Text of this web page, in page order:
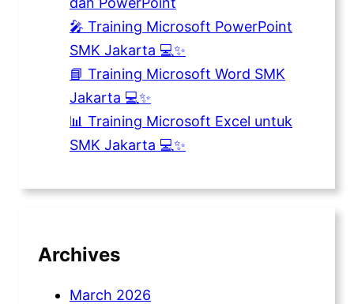
🎤 Training Microsoft PowerPoint
SMK Jakarta 💻✨
📘 Training Microsoft Word SMK
Jakarta 💻✨
📊 Training Microsoft Excel untuk
SMK Jakarta 💻✨
Archives
March 2026